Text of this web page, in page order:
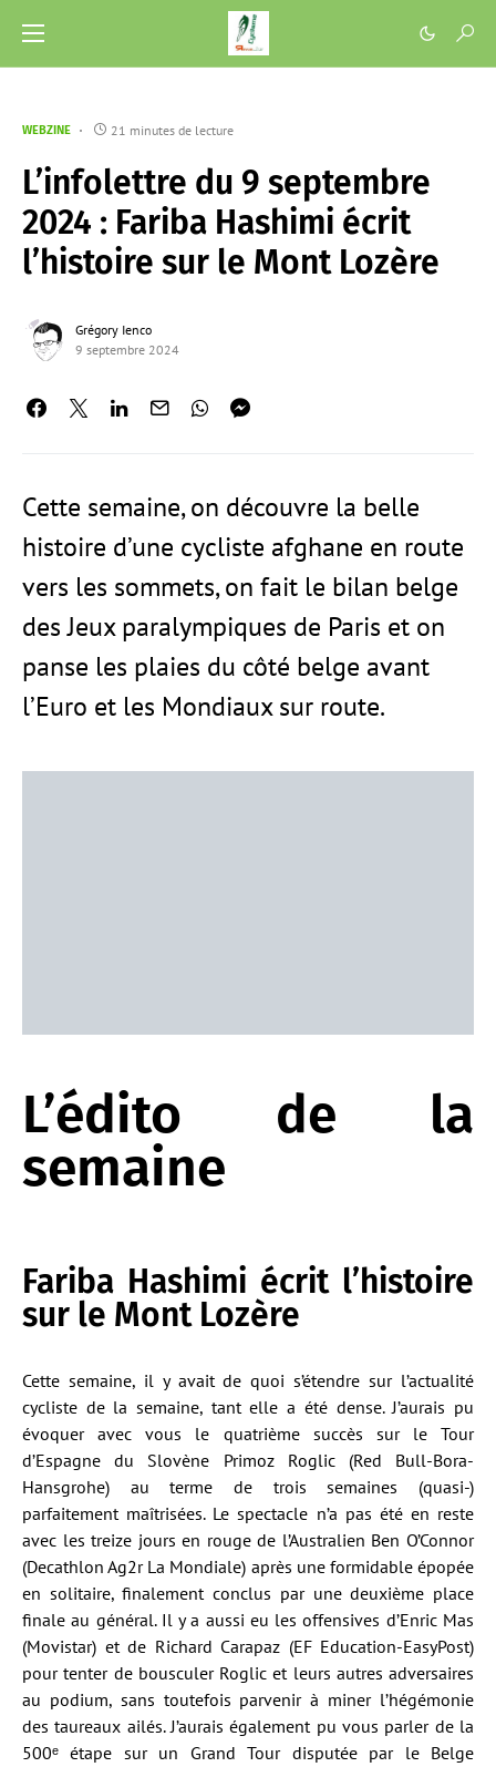
WEBZINE 21 minutes de lecture
L’infolettre du 9 septembre
2024 : Fariba Hashimi écrit
l’histoire sur le Mont Lozère
Grégory Ienco
9 septembre 2024
Cette semaine, on découvre la belle
histoire d’une cycliste afghane en route
vers les sommets, on fait le bilan belge
des Jeux paralympiques de Paris et on
panse les plaies du côté belge avant
l’Euro et les Mondiaux sur route.
L’édito de la
semaine
Fariba Hashimi écrit l’histoire
sur le Mont Lozère
Cette semaine, il y avait de quoi s’étendre sur l’actualité
cycliste de la semaine, tant elle a été dense. J’aurais pu
évoquer avec vous le quatrième succès sur le Tour
d’Espagne du Slovène Primoz Roglic (Red Bull-Bora-
Hansgrohe) au terme de trois semaines (quasi-)
parfaitement maîtrisées. Le spectacle n’a pas été en reste
avec les treize jours en rouge de l’Australien Ben O’Connor
(Decathlon Ag2r La Mondiale) après une formidable épopée
en solitaire, finalement conclus par une deuxième place
finale au général. Il y a aussi eu les offensives d’Enric Mas
(Movistar) et de Richard Carapaz (EF Education-EasyPost)
pour tenter de bousculer Roglic et leurs autres adversaires
au podium, sans toutefois parvenir à miner l’hégémonie
des taureaux ailés. J’aurais également pu vous parler de la
500ᵉ étape sur un Grand Tour disputée par le Belge